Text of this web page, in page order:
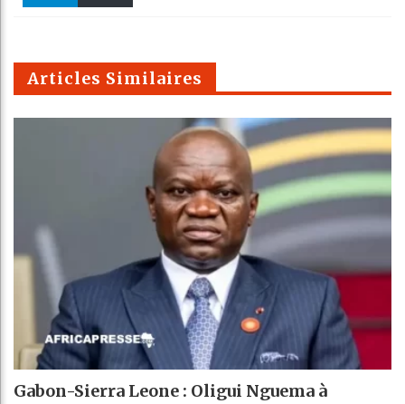
m
Articles Similaires
Gabon-Sierra Leone : Oligui Nguema à